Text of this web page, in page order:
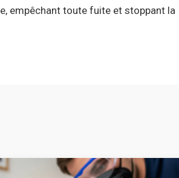
empêchant toute fuite et stoppant la